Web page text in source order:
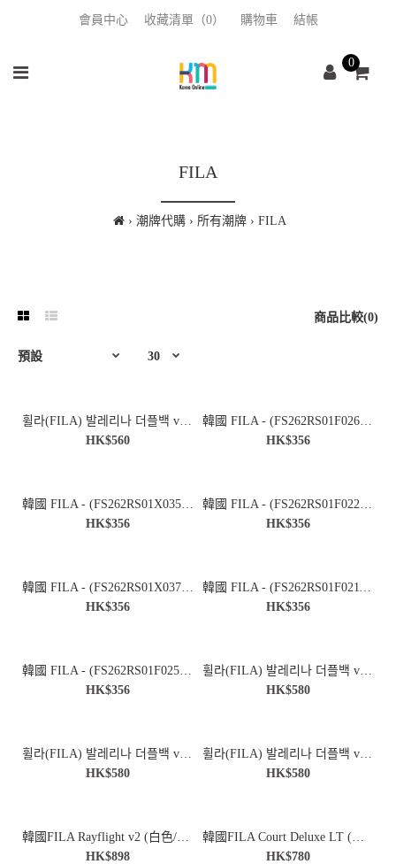
會員中心 收藏清單（0） 購物車 結帳
0
FILA
潮牌代購 所有潮牌 FILA
商品比較(0)
휠라(FILA) 발레리나 더플백 v3(FS261BS01F001150) -
휠라(FILA) 발레리나 더플백 v3(FS261BS01F001150) - Ballerina Backpack
HK$560
韓國 FILA - (FS262RS01F026191) - Mighty T-Shirt Women Standard
HK$356
韓國 FILA - (FS262RS01X035006) - Mighty T-Shirt
HK$356
韓國 FILA - (FS262RS01F022217) - Mighty T-Shirt Women Oversize
HK$356
韓國 FILA - (FS262RS01X037061) - Mighty T-Shirt
HK$356
韓國 FILA - (FS262RS01F021191) - Mighty T-Shirt Women Oversize
HK$356
韓國 FILA - (FS262RS01F025006) - Mighty T-Shirt Women Standard
HK$356
휠라(FILA) 발레리나 더플백 v3(FS261BS01F001670) - 芭蕾舞者雙肩背包 v3
HK$580
휠라(FILA) 발레리나 더플백 v3(FS261BS01F001001) - 芭蕾舞者雙肩背包 v3
HK$580
휠라(FILA) 발레리나 더플백 v3(FS261BS01F001442) - 芭蕾舞者雙肩背包 v3
HK$580
韓國FILA Rayflight v2 (白色/海軍藍色)
HK$898
韓國FILA Court Deluxe LT (白色/藍色)
HK$780